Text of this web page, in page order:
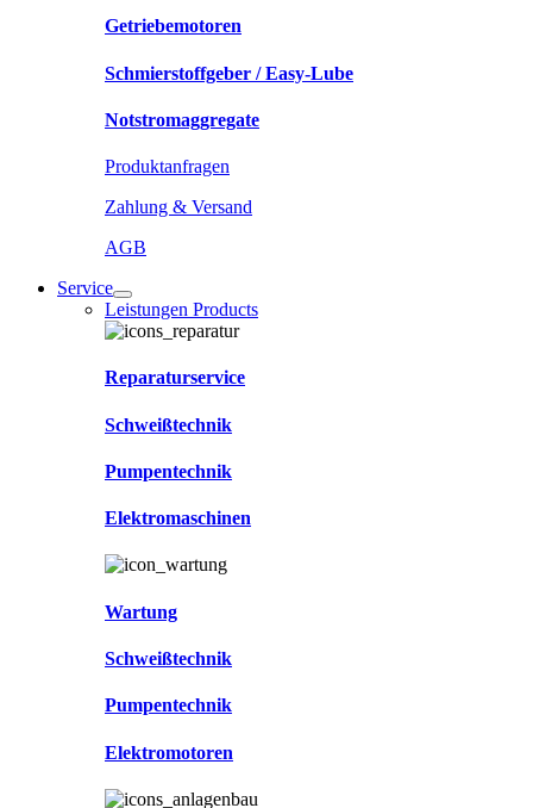
Getriebemotoren
Schmierstoffgeber / Easy-Lube
Notstromaggregate
Produktanfragen
Zahlung & Versand
AGB
Service
Leistungen Products
Reparaturservice
Schweißtechnik
Pumpentechnik
Elektromaschinen
Wartung
Schweißtechnik
Pumpentechnik
Elektromotoren